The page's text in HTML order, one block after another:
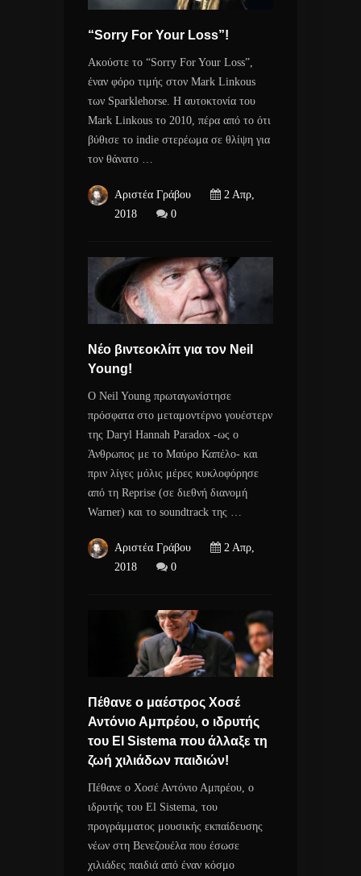
“Sorry For Your Loss”!
Ακούστε το “Sorry For Your Loss”,
έναν φόρο τιμής στον Mark Linkous
των Sparklehorse. Η αυτοκτονία του
Mark Linkous το 2010, πέρα από το ότι
βύθισε το indie στερέωμα σε θλίψη για
τον θάνατο …
Αριστέα Γράβου
2 Απρ,
2018
0
Νέο βιντεοκλίπ για τον Neil
Young!
Ο Neil Young πρωταγωνίστησε
πρόσφατα στο μεταμοντέρνο γουέστερν
της Daryl Hannah Paradox -ως ο
Άνθρωπος με το Μαύρο Καπέλο- και
πριν λίγες μόλις μέρες κυκλοφόρησε
από τη Reprise (σε διεθνή διανομή
Warner) και το soundtrack της …
Αριστέα Γράβου
2 Απρ,
2018
0
Πέθανε ο μαέστρος Χοσέ
Αντόνιο Αμπρέου, ο ιδρυτής
του El Sistema που άλλαξε τη
ζωή χιλιάδων παιδιών!
Πέθανε ο Χοσέ Αντόνιο Αμπρέου, ο
ιδρυτής του El Sistema, του
προγράμματος μουσικής εκπαίδευσης
νέων στη Βενεζουέλα που έσωσε
χιλιάδες παιδιά από έναν κόσμο